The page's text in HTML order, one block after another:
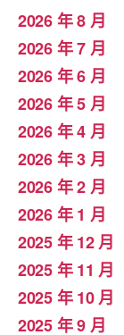
2026 年 8 月
2026 年 7 月
2026 年 6 月
2026 年 5 月
2026 年 4 月
2026 年 3 月
2026 年 2 月
2026 年 1 月
2025 年 12 月
2025 年 11 月
2025 年 10 月
2025 年 9 月